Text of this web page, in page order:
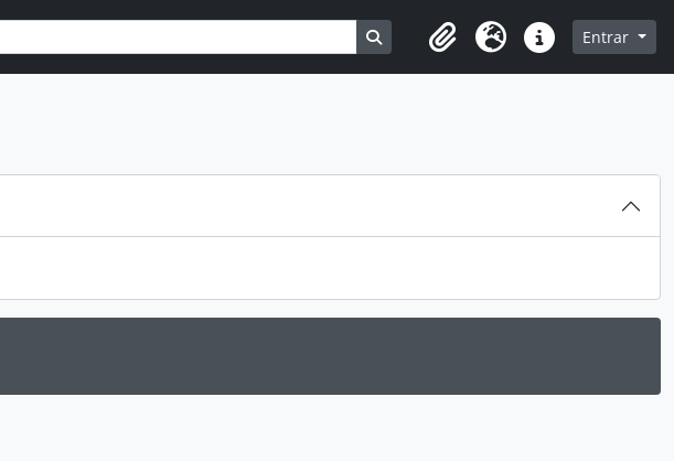
Busque na página de navegação
Clipboard
Idioma Ligações rápidas
Entrar